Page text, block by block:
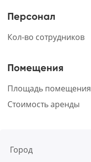
Персонал
Кол-во сотрудников
Помещения
Площадь помещения
Стоимость аренды
Город